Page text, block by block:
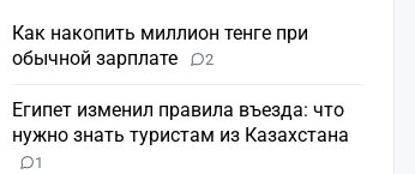
Как накопить миллион тенге при
обычной зарплате
2
Египет изменил правила въезда: что
нужно знать туристам из Казахстана
1